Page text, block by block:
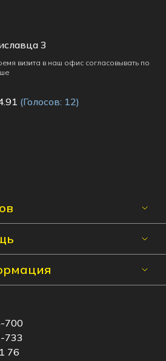
3
визита в наш офис согласовывать по
(Голосов: 12)
700
733
76